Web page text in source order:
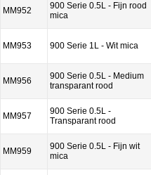
MM952
900 Serie 0.5L - Fijn rood
mica
MM953 900 Serie 1L - Wit mica
MM956
900 Serie 0.5L - Medium
transparant rood
MM957
900 Serie 0.5L -
Transparant rood
MM959
900 Serie 0.5L - Fijn wit
mica